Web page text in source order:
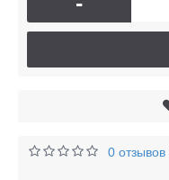
0 отзывов